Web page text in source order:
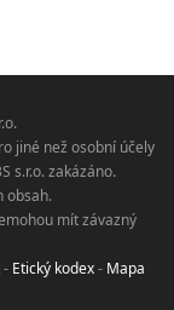
jiné než osobní účely
s.r.o. zakázáno.
obsah.
mít závazný
- Etický kodex- Mapa